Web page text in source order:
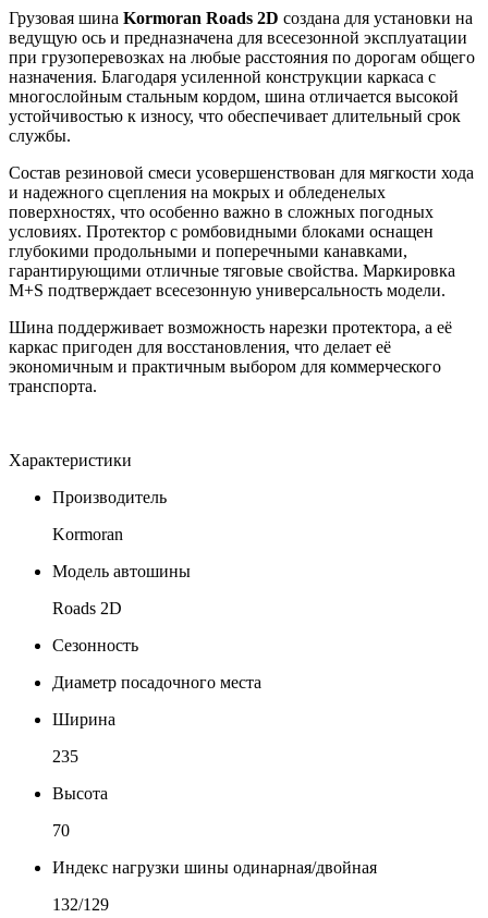
Грузовая шина Kormoran Roads 2D создана для установки на
ведущую ось и предназначена для всесезонной эксплуатации
при грузоперевозках на любые расстояния по дорогам общего
назначения. Благодаря усиленной конструкции каркаса с
многослойным стальным кордом, шина отличается высокой
устойчивостью к износу, что обеспечивает длительный срок
службы.
Состав резиновой смеси усовершенствован для мягкости хода
и надежного сцепления на мокрых и обледенелых
поверхностях, что особенно важно в сложных погодных
условиях. Протектор с ромбовидными блоками оснащен
глубокими продольными и поперечными канавками,
гарантирующими отличные тяговые свойства. Маркировка
M+S подтверждает всесезонную универсальность модели.
Шина поддерживает возможность нарезки протектора, а её
каркас пригоден для восстановления, что делает её
экономичным и практичным выбором для коммерческого
транспорта.
Характеристики
Производитель
Kormoran
Модель автошины
Roads 2D
Сезонность
Диаметр посадочного места
Ширина
235
Высота
70
Индекс нагрузки шины одинарная/двойная
132/129